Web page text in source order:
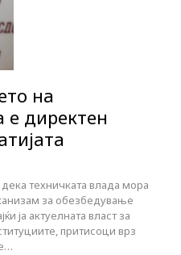
на
е директен
техничката влада мора
за обезбедување
ја актуелната власт за
притисоци врз